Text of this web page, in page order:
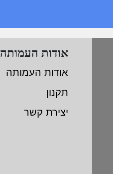
אודות העמותה
אודות העמותה
תקנון
יצירת קשר